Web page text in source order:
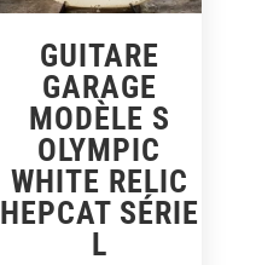
GUITARE
GARAGE
MODÈLE S
OLYMPIC
WHITE RELIC
HEPCAT SÉRIE
L